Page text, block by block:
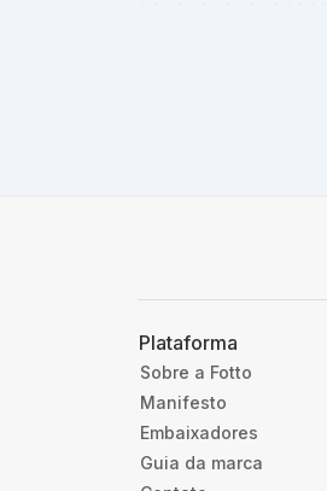
Plataforma
Sobre a Fotto
Manifesto
Embaixadores
Guia da marca